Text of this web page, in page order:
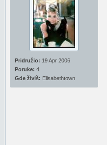
Pridružio: 19 Apr 2006
Poruke: 4
Gde živiš: Elisabethtown